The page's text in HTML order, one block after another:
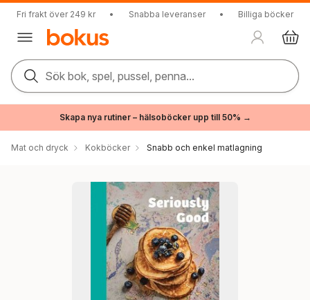
Fri frakt över 249 kr • Snabba leveranser • Billiga böcker
Sök bok, spel, pussel, penna...
Skapa nya rutiner – hälsoböcker upp till 50% →
Mat och dryck Kokböcker Snabb och enkel matlagning